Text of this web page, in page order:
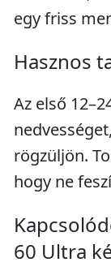
egy friss
Hasznos
Az első
rögzüljön.
hogy ne
60 Ultra